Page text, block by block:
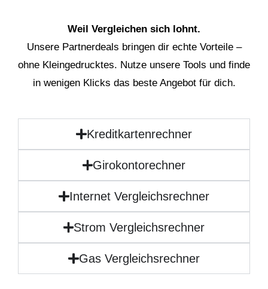
Weil Vergleichen sich lohnt.
Unsere Partnerdeals bringen dir echte Vorteile –
ohne Kleingedrucktes. Nutze unsere Tools und finde
in wenigen Klicks das beste Angebot für dich.
Kreditkartenrechner
Girokontorechner
Internet Vergleichsrechner
Strom Vergleichsrechner
Gas Vergleichsrechner